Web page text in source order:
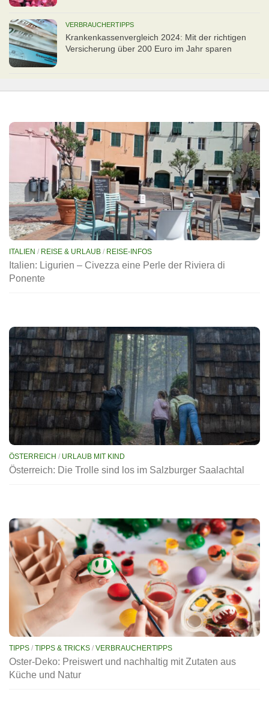
VERBRAUCHERTIPPS
Kran­ken­kas­senvergleich 2024: Mit der richtigen
Ver­si­che­rung über 200 Euro im Jahr sparen
ITALIEN / REISE & URLAUB / REISE-INFOS
Italien: Ligurien – Civezza eine Perle der Riviera di
Ponente
ÖSTERREICH / URLAUB MIT KIND
Österreich: Die Trolle sind los im Salzburger Saalachtal
TIPPS / TIPPS & TRICKS / VERBRAUCHERTIPPS
Oster-Deko: Preiswert und nachhaltig mit Zutaten aus
Küche und Natur